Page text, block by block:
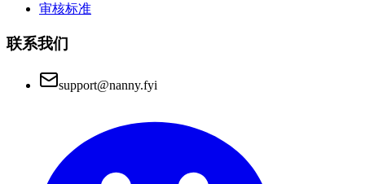
审核标准
联系我们
support@nanny.fyi